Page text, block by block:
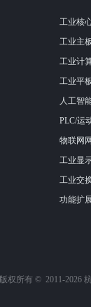
工业核
工业主
工业计
工业平
人工智
PLC/运
物联网
工业显
工业交
功能扩
版权所有 ©  2011-2026